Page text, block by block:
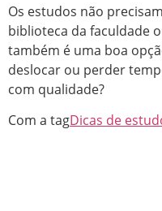
Os estudos não
biblioteca da faculdade
também é uma boa
deslocar ou perder
com qualidade?
Com a tagDicas de